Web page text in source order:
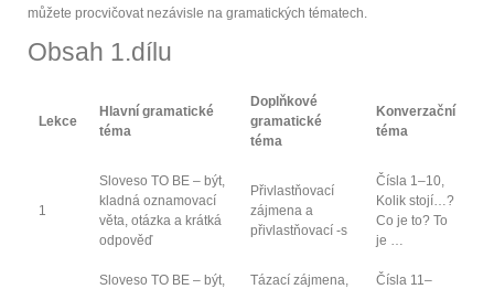
můžete procvičovat nezávisle na gramatických tématech.
Obsah 1.dílu
Lekce
Hlavní gramatické
téma
Doplňkové
gramatické
téma
Konverzační
téma
1
Sloveso TO BE – být,
kladná oznamovací
věta, otázka a krátká
odpověď
Přivlastňovací
zájmena a
přivlastňovací -s
Čísla 1–10,
Kolik stojí…?
Co je to? To
je …
Sloveso TO BE – být,
Tázací zájmena,
Čísla 11–